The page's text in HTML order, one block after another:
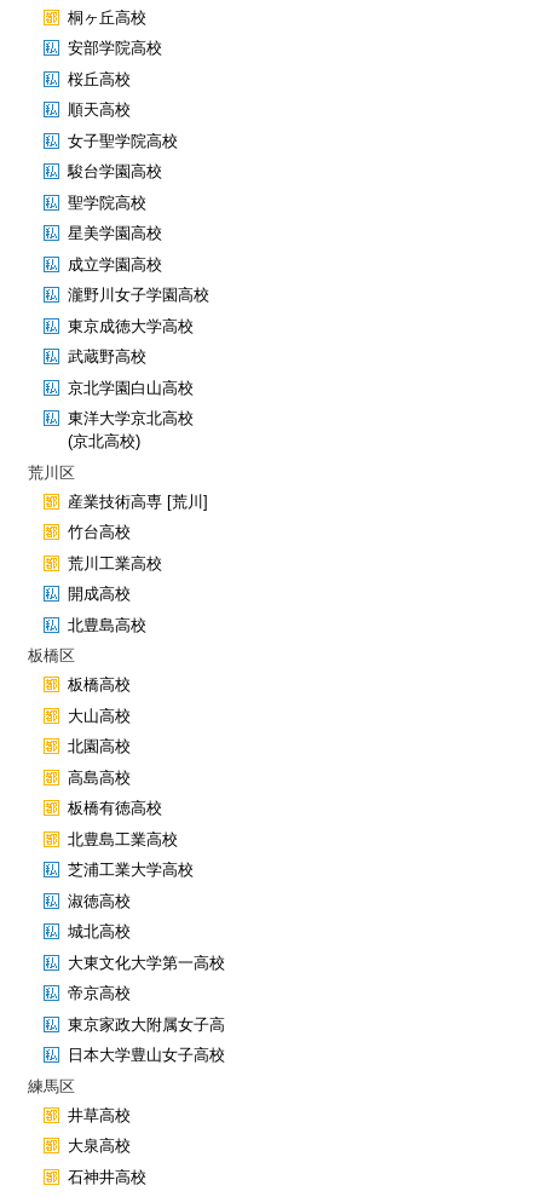
桐ヶ丘高校
安部学院高校
桜丘高校
順天高校
女子聖学院高校
駿台学園高校
聖学院高校
星美学園高校
成立学園高校
瀧野川女子学園高校
東京成徳大学高校
武蔵野高校
京北学園白山高校
東洋大学京北高校
(京北高校)
荒川区
産業技術高専 [荒川]
竹台高校
荒川工業高校
開成高校
北豊島高校
板橋区
板橋高校
大山高校
北園高校
高島高校
板橋有徳高校
北豊島工業高校
芝浦工業大学高校
淑徳高校
城北高校
大東文化大学第一高校
帝京高校
東京家政大附属女子高
日本大学豊山女子高校
練馬区
井草高校
大泉高校
石神井高校